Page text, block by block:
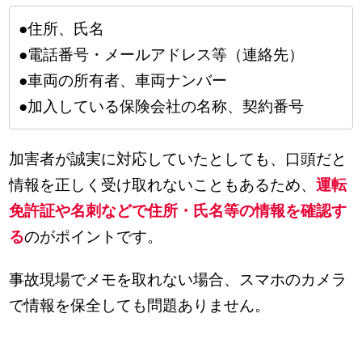
●住所、氏名
●電話番号・メールアドレス等（連絡先）
●車両の所有者、車両ナンバー
●加入している保険会社の名称、契約番号
加害者が誠実に対応していたとしても、口頭だと
情報を正しく受け取れないこともあるため、運転
免許証や名刺などで住所・氏名等の情報を確認す
るのがポイントです。
事故現場でメモを取れない場合、スマホのカメラ
で情報を保全しても問題ありません。